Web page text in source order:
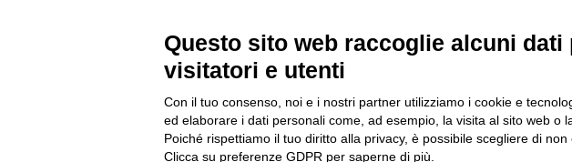
PI/CF/N°Iscr.: 10821360012 | REA: RM 1494760 |
IndaBox | Oltre 11.500 punti di ritiro tra Bar,
Questo sito web raccoglie alcuni dati
visitatori e utenti
Con il tuo consenso, noi e i nostri partner utilizziamo i cookie e
ed elaborare i dati personali come, ad esempio, la visita al sito web o
Poiché rispettiamo il tuo diritto alla privacy, è possibile scegliere di non
Clicca su preferenze GDPR per saperne di più.